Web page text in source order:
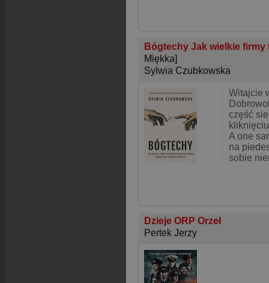
Bógtechy Jak wielkie
Miękka]
Sylwia Czubkowska
Witajcie
część
A one
na
sobie
Dzieje ORP Orzeł
Pertek Jerzy